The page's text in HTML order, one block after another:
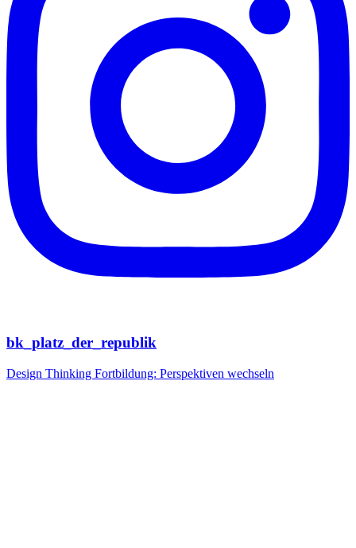
bk_platz_der_republik
Design Thinking Fortbildung: Perspektiven wechseln